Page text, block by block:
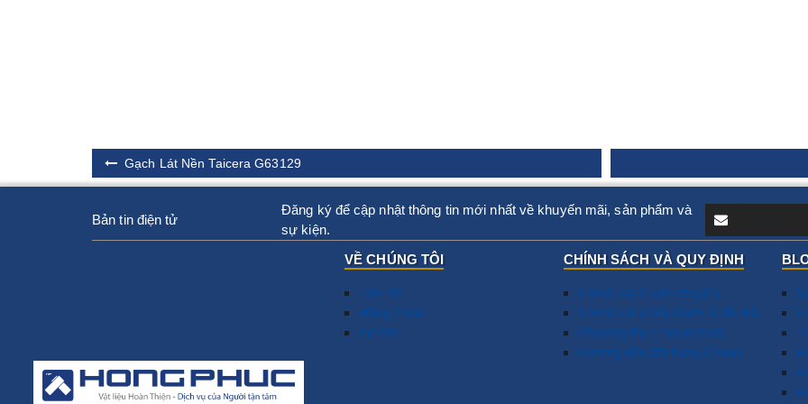
Gạch Lát Nền Taicera G63129
Bản tin điện tử
Đăng ký để cập nhật thông tin mới nhất về khuyến mãi, sản phẩm và
sự kiện.
VỀ CHÚNG TÔI
Liên hệ
Hồng Phúc
Tin tức
CHÍNH SÁCH VÀ QUY ĐỊNH
Chính sách vận chuyển
Chính sách bảo hành & đổi trả
Phương thức thanh toán
Hướng dẫn đặt hàng Online